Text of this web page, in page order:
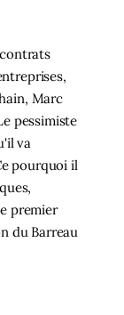
Marc
pessimiste
va
pourquoi il
premier
du Barreau